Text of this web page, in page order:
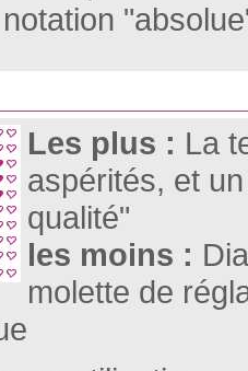
Les plus : La
aspérités, et
qualité"
les moins :
molette de